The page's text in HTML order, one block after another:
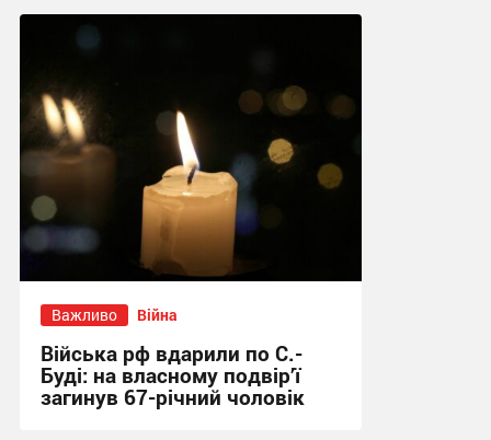
Важливо Війна
Війська рф вдарили по С.-
Буді: на власному подвір’ї
загинув 67-річний чоловік